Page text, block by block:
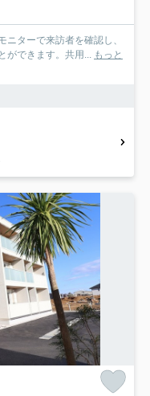
ターで来訪者を確認し、
ができます。共用... もっと